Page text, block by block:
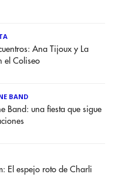
Ana Tijoux y La
el Coliseo
BAND
Band: una fiesta que sigue
El espejo roto de Charli